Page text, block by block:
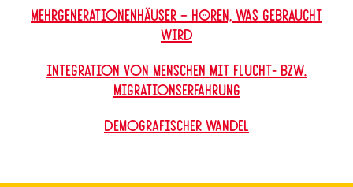
Mehrgenerationenhäuser – Hören, was gebraucht
wird
Integration von Menschen mit Flucht- bzw.
Migrationserfahrung
Demografischer Wandel